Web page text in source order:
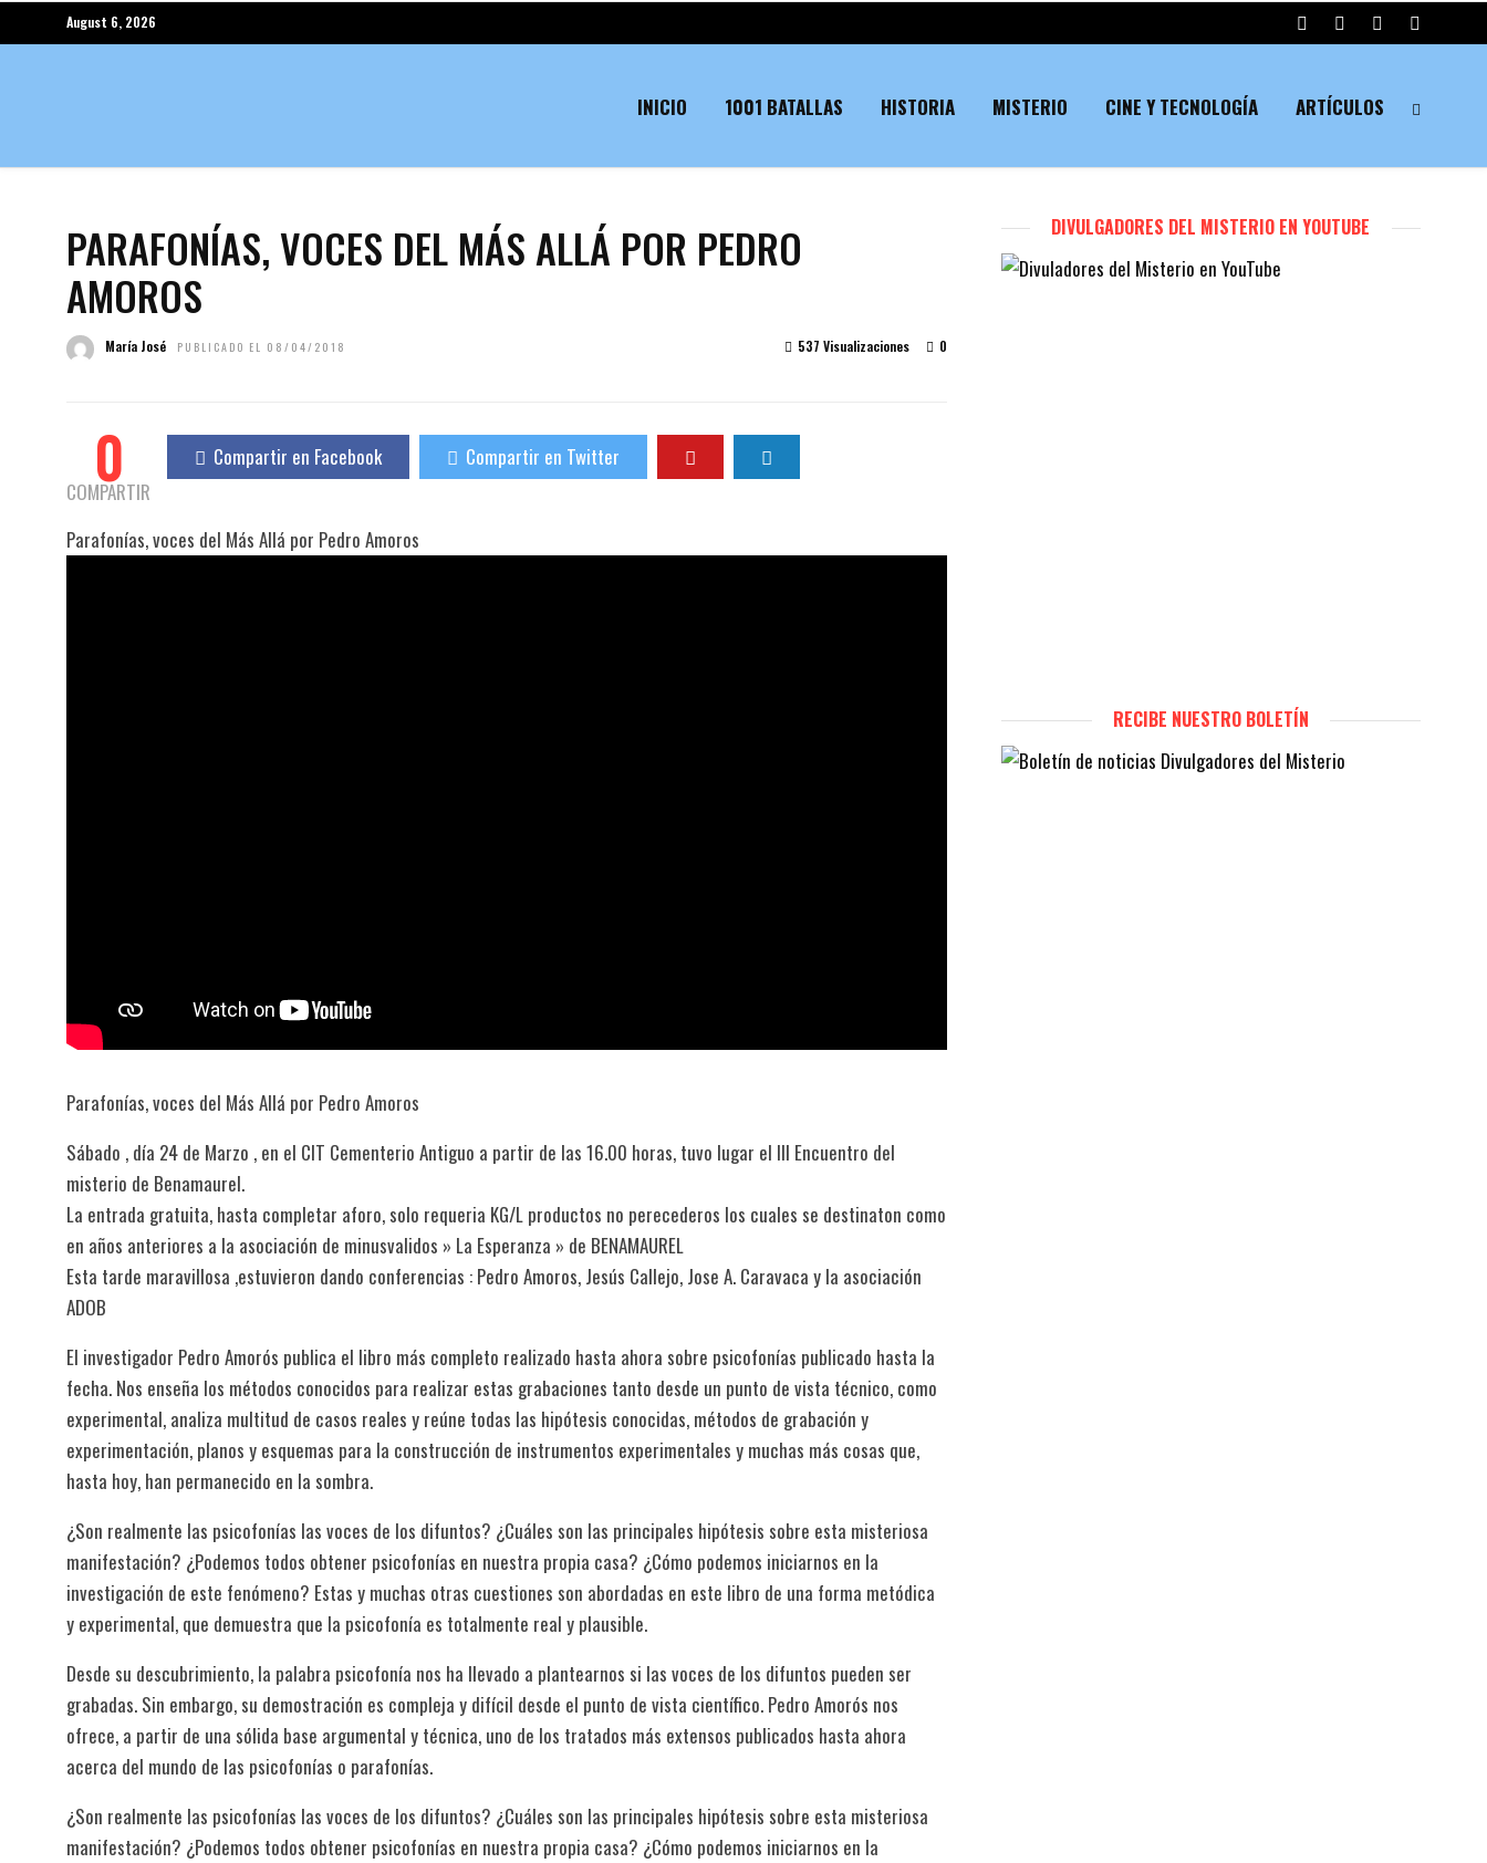
August 6, 2026
INICIO 1001 BATALLAS HISTORIA MISTERIO CINE Y TECNOLOGÍA ARTÍCULOS
PARAFONÍAS, VOCES DEL MÁS ALLÁ POR PEDRO
AMOROS
María José PUBLICADO EL 08/04/2018 0
537 Visualizaciones
0
COMPARTIR
Compartir en Facebook Compartir en Twitter
Parafonías, voces del Más Allá por Pedro Amoros
Parafonías, voces del Más Allá por Pedro Amoros
Sábado , día 24 de Marzo , en el CIT Cementerio Antiguo a partir de las 16.00 horas, tuvo lugar el III Encuentro del
misterio de Benamaurel.
La entrada gratuita, hasta completar aforo, solo requeria KG/L productos no perecederos los cuales se destinaton como
en años anteriores a la asociación de minusvalidos » La Esperanza » de BENAMAUREL
Esta tarde maravillosa ,estuvieron dando conferencias : Pedro Amoros, Jesús Callejo, Jose A. Caravaca y la asociación
ADOB
El investigador Pedro Amorós publica el libro más completo realizado hasta ahora sobre psicofonías publicado hasta la
fecha. Nos enseña los métodos conocidos para realizar estas grabaciones tanto desde un punto de vista técnico, como
experimental, analiza multitud de casos reales y reúne todas las hipótesis conocidas, métodos de grabación y
experimentación, planos y esquemas para la construcción de instrumentos experimentales y muchas más cosas que,
hasta hoy, han permanecido en la sombra.
¿Son realmente las psicofonías las voces de los difuntos? ¿Cuáles son las principales hipótesis sobre esta misteriosa
manifestación? ¿Podemos todos obtener psicofonías en nuestra propia casa? ¿Cómo podemos iniciarnos en la
investigación de este fenómeno? Estas y muchas otras cuestiones son abordadas en este libro de una forma metódica
y experimental, que demuestra que la psicofonía es totalmente real y plausible.
Desde su descubrimiento, la palabra psicofonía nos ha llevado a plantearnos si las voces de los difuntos pueden ser
grabadas. Sin embargo, su demostración es compleja y difícil desde el punto de vista científico. Pedro Amorós nos
ofrece, a partir de una sólida base argumental y técnica, uno de los tratados más extensos publicados hasta ahora
acerca del mundo de las psicofonías o parafonías.
¿Son realmente las psicofonías las voces de los difuntos? ¿Cuáles son las principales hipótesis sobre esta misteriosa
manifestación? ¿Podemos todos obtener psicofonías en nuestra propia casa? ¿Cómo podemos iniciarnos en la
DIVULGADORES DEL MISTERIO EN YOUTUBE
RECIBE NUESTRO BOLETÍN